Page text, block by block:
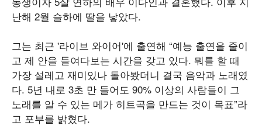
난해 2월 슬하에 딸을 낳았다.
그는 최근 '라이브 와이어'에 출연해 “예능 출연을 줄이
고 제 안을 들여다보는 시간을 갖고 있다. 뭐를 할 때
가장 설레고 재미있나 돌아봤더니 결국 음악과 노래였
다. 5년 내로 3초 만 들어도 90% 이상의 사람들이 그
노래를 알 수 있는 메가 히트곡을 만드는 것이 목표”라
고 포부를 밝혔다.